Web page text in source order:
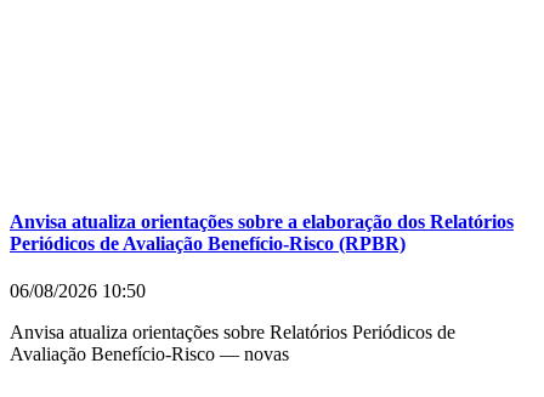
Anvisa atualiza orientações sobre a elaboração dos Relatórios
Periódicos de Avaliação Benefício-Risco (RPBR)
06/08/2026 10:50
Anvisa atualiza orientações sobre Relatórios Periódicos de
Avaliação Benefício-Risco — novas